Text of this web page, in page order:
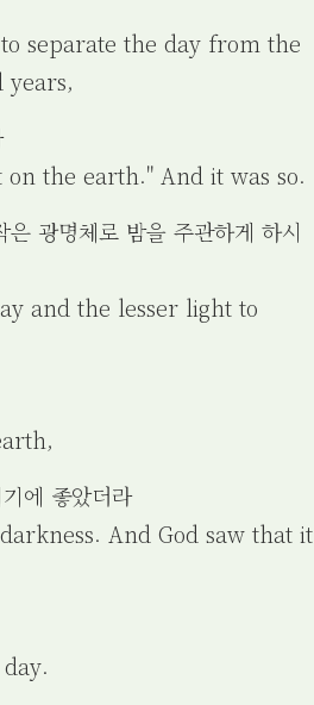
separate the day from the
years,
the earth." And it was so.
광명체로 밤을 주관하게 하시
and the lesser light to
에 좋았더라
And God saw that it